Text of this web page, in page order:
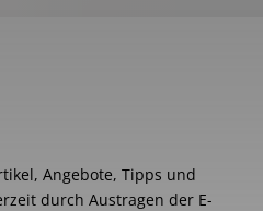
Angebote, Tipps und
durch Austragen der E-